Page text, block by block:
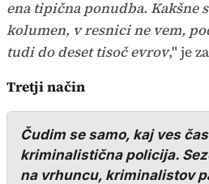
ena tipična ponudba. Kakšne
kolumen, v resnici ne vem,
tudi do deset tisoč evrov," je
Tretji način
Čudim se samo, kaj ves
kriminalistična policija.
na vrhuncu, kriminalistov